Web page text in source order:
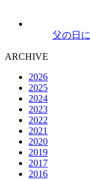
父の日に
ARCHIVE
2026
2025
2024
2023
2022
2021
2020
2019
2017
2016